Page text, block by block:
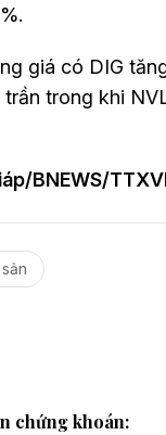
giá có DIG
trần trong khi
BNEWS/
chứng khoán: